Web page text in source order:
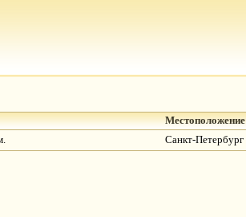
Местоположение
Санкт-Петербург